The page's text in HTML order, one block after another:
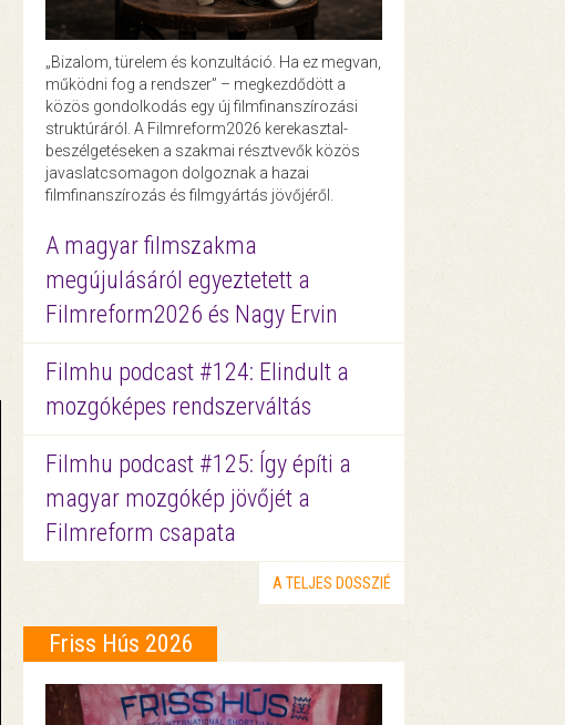
„Bizalom, türelem és konzultáció. Ha ez megvan,
működni fog a rendszer” – megkezdődött a
közös gondolkodás egy új filmfinanszírozási
struktúráról. A Filmreform2026 kerekasztal-
beszélgetéseken a szakmai résztvevők közös
javaslatcsomagon dolgoznak a hazai
filmfinanszírozás és filmgyártás jövőjéről.
A magyar filmszakma
megújulásáról egyeztetett a
Filmreform2026 és Nagy Ervin
Filmhu podcast #124: Elindult a
mozgóképes rendszerváltás
Filmhu podcast #125: Így építi a
magyar mozgókép jövőjét a
Filmreform csapata
A TELJES DOSSZIÉ
Friss Hús 2026